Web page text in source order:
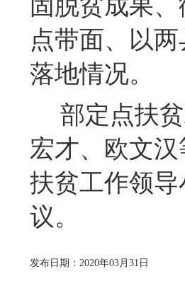
固脱贫成果
点带面、以
落地情况。
部定点扶
宏才、欧文汉
扶贫工作领
议。
发布日期：2020年03月31日